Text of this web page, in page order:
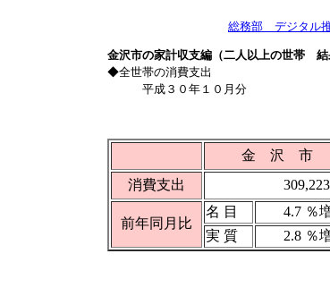
総務部 デジタル
金沢市の家計収支編（二人以上の世帯 結
◆全世帯の消費支出
平成３０年１０月分
金 沢 市
消費支出
前年同月比
名 目 4.7 ％
実 質
2.8 ％